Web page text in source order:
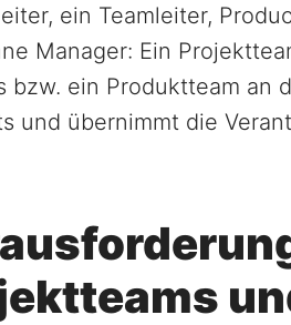
ein Teamleiter,
Manager: Ein
bzw. ein Produktteam an
und übernimmt die